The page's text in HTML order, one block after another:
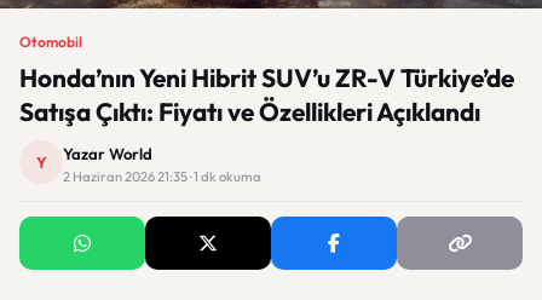
Otomobil
Honda’nın Yeni Hibrit SUV’u ZR-V Türkiye’de
Satışa Çıktı: Fiyatı ve Özellikleri Açıklandı
Y Yazar World
2 Haziran 2026 21:35 · 1 dk okuma